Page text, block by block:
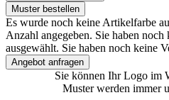
Muster bestellen
Es wurde noch keine Artikelfarbe
Anzahl angegeben. Sie haben
ausgewählt. Sie haben noch keine
Angebot anfragen
Sie können Ihr Logo im
Muster werden immer